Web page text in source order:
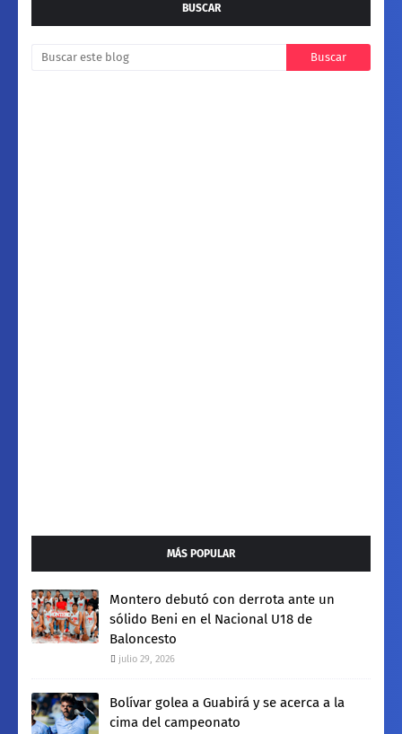
BUSCAR
MÁS POPULAR
Montero debutó con derrota ante un
sólido Beni en el Nacional U18 de
Baloncesto
julio 29, 2026
Bolívar golea a Guabirá y se acerca a la
cima del campeonato